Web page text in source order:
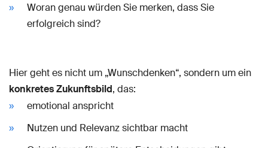
Woran genau würden Sie merken, dass Sie
erfolgreich sind?
Hier geht es nicht um „Wunschdenken“, sondern um ein
konkretes Zukunftsbild, das:
emotional anspricht
Nutzen und Relevanz sichtbar macht